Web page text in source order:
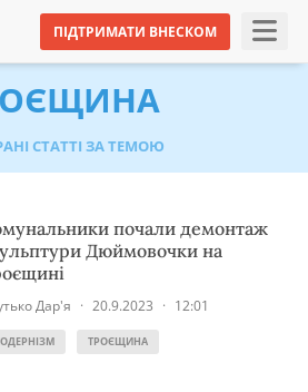
ПІДТРИМАТИ ВНЕСКОМ
СТАТТІ ЗА ТЕМОЮ
почали демонтаж
Дюймовочки на
Дар'я · 20.9.2023 · 12:01
ТРОЄЩИНА